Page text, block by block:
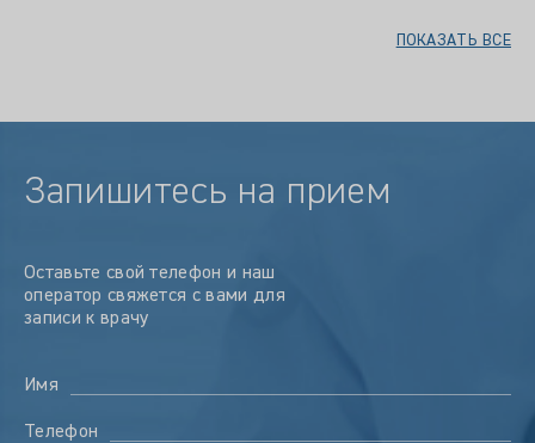
ПОКАЗАТЬ ВСЕ
Запишитесь на прием
Оставьте свой телефон и наш
оператор свяжется с вами для
записи к врачу
Имя
Телефон